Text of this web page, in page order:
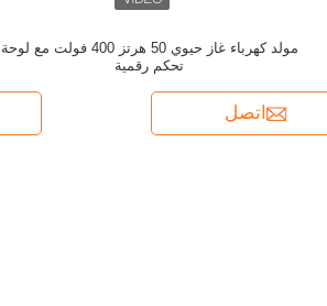
مولد كهرباء غاز حيوي 50 هرتز 400 فولت مع لوحة
تحكم رقمية
اتصل